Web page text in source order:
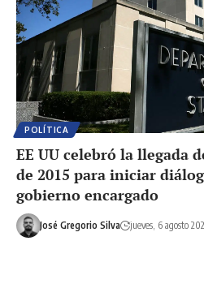
POLÍTICA
EE UU celebró la llegada
de 2015 para iniciar
gobierno encargado
José Gregorio Silva jueves, 6 agosto